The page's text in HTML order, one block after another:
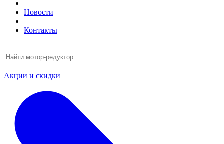
Новости
Контакты
Акции и скидки